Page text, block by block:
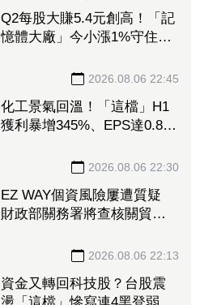
Q2每股大賺5.4元創高！「記
憶體大廠」今小漲1%守住連
抱回7549萬元 2026.08.06 22:45
化工景氣回溫！「這檔」H1
獲利暴增345%、EPS達0.89
2026.08.06 22:30
EZ WAY個資風險屢遭質疑
財政部關務署將查核關貿公
2026.08.06 22:13
資金又轉回科技股？台股震
盪「這檔」慘寫連4黑登弱勢